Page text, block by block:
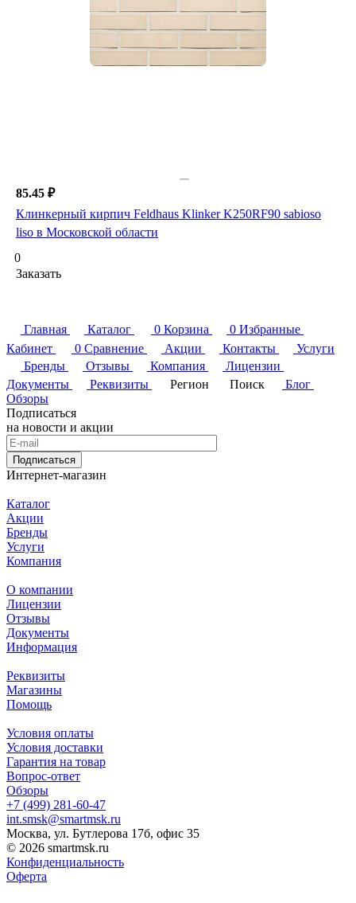
85.45 ₽
Клинкерный кирпич Feldhaus Klinker K250RF90 sabioso
liso в Московской области
0
Заказать
Главная Каталог 0 Корзина 0 Избранные
Кабинет
0 Сравнение Акции Контакты
Услуги
Бренды
Отзывы Компания
Лицензии
Документы
Реквизиты Регион Поиск
Блог
Обзоры
Подписаться
на новости и акции
Подписаться
Интернет-магазин
Каталог
Акции
Бренды
Услуги
Компания
О компании
Лицензии
Отзывы
Документы
Информация
Реквизиты
Магазины
Помощь
Условия оплаты
Условия доставки
Гарантия на товар
Вопрос-ответ
Обзоры
+7 (499) 281-60-47
int.smsk@smartmsk.ru
Москва, ул. Бутлерова 17б, офис 35
© 2026 smartmsk.ru
Конфиденциальность
Оферта